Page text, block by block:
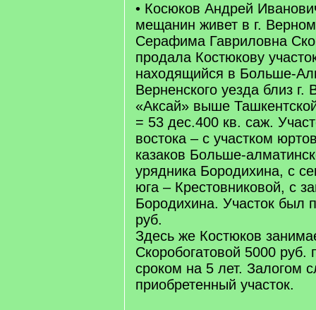
• Косюков Андрей
мещанин живет в г.
Серафима Гавриловна
продала Костюкову
находящийся в Больше-
Верненского уезда близ г.
«Аксай» выше
= 53 дес.400 кв. саж.
востока – с участком
казаков Больше-
урядника Бородихина, с
юга – Крестовниковой, с
Бородихина. Участок был
руб.
Здесь же Костюков
Скоробогатовой 5000 руб.
сроком на 5 лет. Залогом
приобретенный участок.